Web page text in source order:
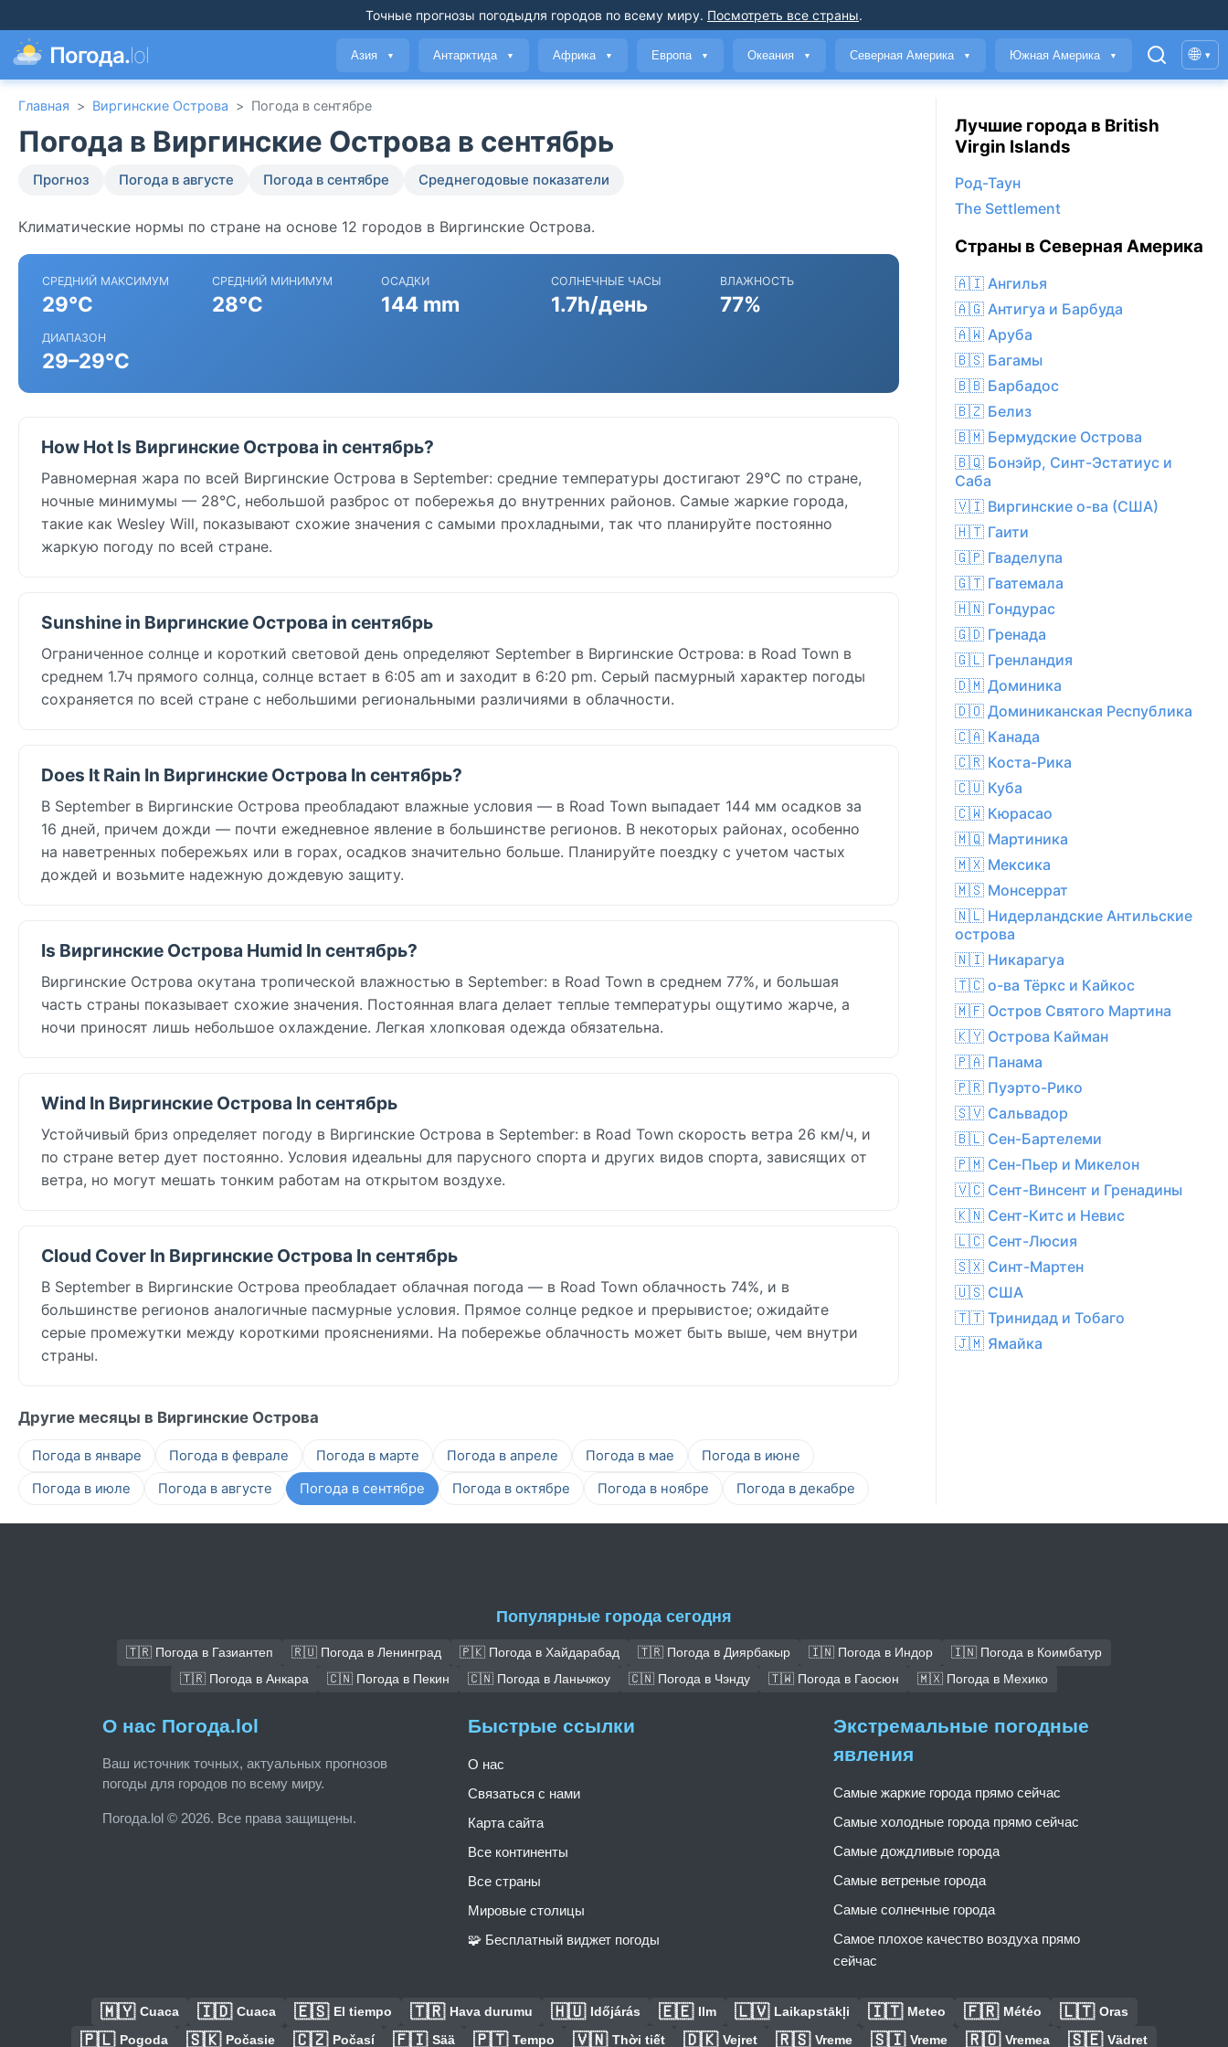
Точные прогнозы погодыдля городов по всему миру. Посмотреть все страны.
Погода.lol Азия ▼ Антарктида ▼ Африка ▼ Европа ▼ Океания ▼ Северная Америка ▼ Южная Америка ▼ 🌐 ▾
Главная > Виргинские Острова > Погода в сентябре
Погода в Виргинские Острова в сентябрь
Прогноз Погода в августе Погода в сентябре Среднегодовые показатели
Климатические нормы по стране на основе 12 городов в Виргинские Острова.
СРЕДНИЙ МАКСИМУМ
29°C
СРЕДНИЙ МИНИМУМ
28°C
ОСАДКИ
144 mm
СОЛНЕЧНЫЕ ЧАСЫ
1.7h/день
ВЛАЖНОСТЬ
77%
ДИАПАЗОН
29–29°C
How Hot Is Виргинские Острова in сентябрь?
Равномерная жара по всей Виргинские Острова в September: средние температуры достигают 29°C по стране,
ночные минимумы — 28°C, небольшой разброс от побережья до внутренних районов. Самые жаркие города,
такие как Wesley Will, показывают схожие значения с самыми прохладными, так что планируйте постоянно
жаркую погоду по всей стране.
Sunshine in Виргинские Острова in сентябрь
Ограниченное солнце и короткий световой день определяют September в Виргинские Острова: в Road Town в
среднем 1.7ч прямого солнца, солнце встает в 6:05 am и заходит в 6:20 pm. Серый пасмурный характер погоды
сохраняется по всей стране с небольшими региональными различиями в облачности.
Does It Rain In Виргинские Острова In сентябрь?
В September в Виргинские Острова преобладают влажные условия — в Road Town выпадает 144 мм осадков за
16 дней, причем дожди — почти ежедневное явление в большинстве регионов. В некоторых районах, особенно
на наветренных побережьях или в горах, осадков значительно больше. Планируйте поездку с учетом частых
дождей и возьмите надежную дождевую защиту.
Is Виргинские Острова Humid In сентябрь?
Виргинские Острова окутана тропической влажностью в September: в Road Town в среднем 77%, и большая
часть страны показывает схожие значения. Постоянная влага делает теплые температуры ощутимо жарче, а
ночи приносят лишь небольшое охлаждение. Легкая хлопковая одежда обязательна.
Wind In Виргинские Острова In сентябрь
Устойчивый бриз определяет погоду в Виргинские Острова в September: в Road Town скорость ветра 26 км/ч, и
по стране ветер дует постоянно. Условия идеальны для парусного спорта и других видов спорта, зависящих от
ветра, но могут мешать тонким работам на открытом воздухе.
Cloud Cover In Виргинские Острова In сентябрь
В September в Виргинские Острова преобладает облачная погода — в Road Town облачность 74%, и в
большинстве регионов аналогичные пасмурные условия. Прямое солнце редкое и прерывистое; ожидайте
серые промежутки между короткими прояснениями. На побережье облачность может быть выше, чем внутри
страны.
Другие месяцы в Виргинские Острова
Погода в январе Погода в феврале Погода в марте Погода в апреле Погода в мае
Погода в июне
Погода в июле
Погода в августе Погода в сентябре Погода в октябре Погода в ноябре Погода в декабре
Лучшие города в British
Virgin Islands
Род-Таун
The Settlement
Страны в Северная Америка
🇦🇮 Ангилья
🇦🇬 Антигуа и Барбуда
🇦🇼 Аруба
🇧🇸 Багамы
🇧🇧 Барбадос
🇧🇿 Белиз
🇧🇲 Бермудские Острова
🇧🇶 Бонэйр, Синт-Эстатиус и
Саба
🇻🇮 Виргинские о-ва (США)
🇭🇹 Гаити
🇬🇵 Гваделупа
🇬🇹 Гватемала
🇭🇳 Гондурас
🇬🇩 Гренада
🇬🇱 Гренландия
🇩🇲 Доминика
🇩🇴 Доминиканская Республика
🇨🇦 Канада
🇨🇷 Коста-Рика
🇨🇺 Куба
🇨🇼 Кюрасао
🇲🇶 Мартиника
🇲🇽 Мексика
🇲🇸 Монсеррат
🇳🇱 Нидерландские Антильские
острова
🇳🇮 Никарагуа
🇹🇨 о-ва Тёркс и Кайкос
🇲🇫 Остров Святого Мартина
🇰🇾 Острова Кайман
🇵🇦 Панама
🇵🇷 Пуэрто-Рико
🇸🇻 Сальвадор
🇧🇱 Сен-Бартелеми
🇵🇲 Сен-Пьер и Микелон
🇻🇨 Сент-Винсент и Гренадины
🇰🇳 Сент-Китс и Невис
🇱🇨 Сент-Люсия
🇸🇽 Синт-Мартен
🇺🇸 США
🇹🇹 Тринидад и Тобаго
🇯🇲 Ямайка
Популярные города сегодня
🇹🇷 Погода в Газиантеп 🇷🇺 Погода в Ленинград 🇵🇰 Погода в Хайдарабад 🇹🇷 Погода в Диярбакыр 🇮🇳 Погода в Индор
🇮🇳 Погода в Коимбатур
🇹🇷 Погода в Анкара
🇨🇳 Погода в Пекин 🇨🇳 Погода в Ланьчжоу 🇨🇳 Погода в Чэнду 🇹🇼 Погода в Гаосюн 🇲🇽 Погода в Мехико
О нас Погода.lol
Ваш источник точных, актуальных прогнозов
погоды для городов по всему миру.
Погода.lol © 2026. Все права защищены.
Быстрые ссылки
О нас
Связаться с нами
Карта сайта
Все континенты
Все страны
Мировые столицы
🧩 Бесплатный виджет погоды
Экстремальные погодные
явления
Самые жаркие города прямо сейчас
Самые холодные города прямо сейчас
Самые дождливые города
Самые ветреные города
Самые солнечные города
Самое плохое качество воздуха прямо
сейчас
🇲🇾 Cuaca 🇮🇩 Cuaca 🇪🇸 El tiempo 🇹🇷 Hava durumu 🇭🇺 Időjárás 🇪🇪 Ilm 🇱🇻 Laikapstākļi 🇮🇹 Meteo 🇫🇷 Météo 🇱🇹 Oras
🇵🇱 Pogoda 🇸🇰 Počasie 🇨🇿 Počasí 🇫🇮 Sää 🇵🇹 Tempo 🇻🇳 Thời tiết 🇩🇰 Vejret 🇷🇸 Vreme 🇸🇮 Vreme 🇷🇴 Vremea 🇸🇪 Vädret